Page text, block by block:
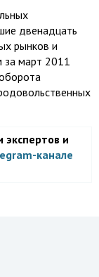
двенадцать
рынков и
за март 2011
и
канале